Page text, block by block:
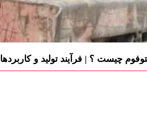
چیست ؟ | فرآیند تولید و کاربردها